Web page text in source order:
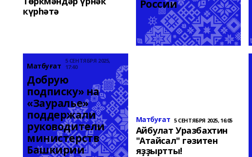
күрһәтә
России
Матбуғат
5 СЕНТЯБРЯ 2025,
17:40
Добрую
подписку» на
«Зауралье»
поддержали
руководители
министерств
Башкирии
Матбуғат 5 СЕНТЯБРЯ 2025, 16:05
Айбулат Уразбахтин
"Атайсал" гәзитен
яҙҙыртты!